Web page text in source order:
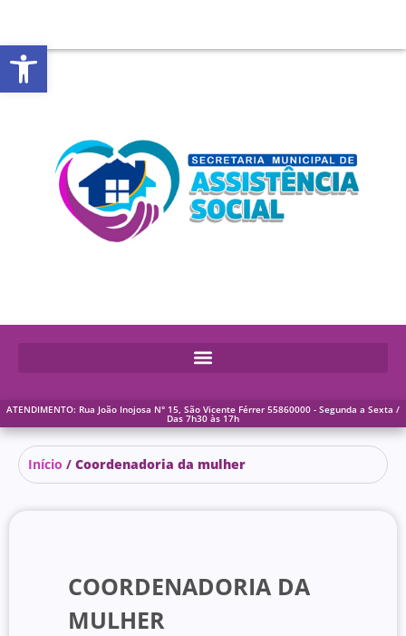
Abrir a barra de ferramentas
ATENDIMENTO: Rua João Inojosa N° 15, São Vicente Férrer 55860000 - Segunda a Sexta /
Das 7h30 às 17h
Início / Coordenadoria da mulher
COORDENADORIA DA
MULHER